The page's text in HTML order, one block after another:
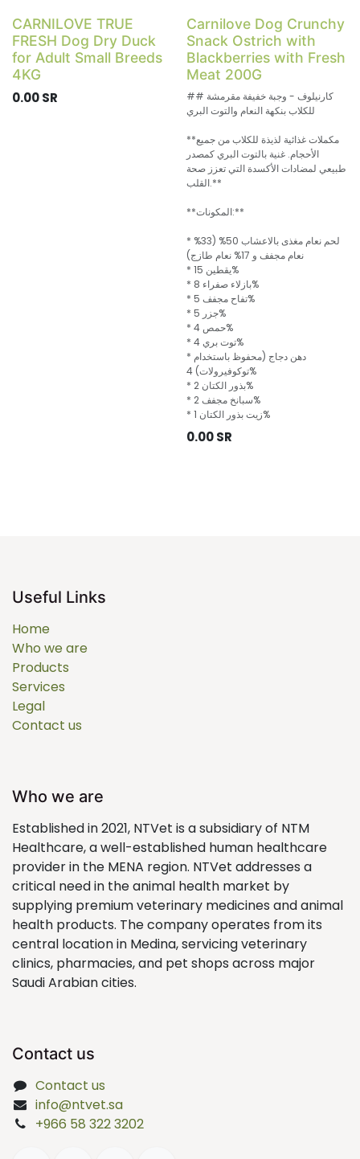
CARNILOVE TRUE
FRESH Dog Dry Duck
for Adult Small Breeds
4KG
0.00SR
Carnilove Dog Crunchy
Snack Ostrich with
Blackberries with Fresh
Meat 200G
## كارنيلوف - وجبة خفيفة مقرمشة
للكلاب بنكهة النعام والتوت البري
**مكملات غذائية لذيذة للكلاب من جميع
الأحجام. غنية بالتوت البري كمصدر
طبيعي لمضادات الأكسدة التي تعزز صحة
القلب.**
**المكونات:**
* لحم نعام مغذى بالاعشاب 50% (33%
نعام مجفف و 17% نعام طازج)
* يقطين 15%
* بازلاء صفراء 8%
* تفاح مجفف 5%
* جزر 5%
* حمص 4%
* توت بري 4%
* دهن دجاج (محفوظ باستخدام
توكوفيرولات) 4%
* بذور الكتان 2%
* سبانخ مجفف 2%
* زيت بذور الكتان 1%
0.00SR
Useful Links
Home
Who we are
Products
Services
Legal
Contact us
Who we are
Established in 2021, NTVet is a subsidiary of NTM
Healthcare, a well-established human healthcare
provider in the MENA region. NTVet addresses a
critical need in the animal health market by
supplying premium veterinary medicines and animal
health products. The company operates from its
central location in Medina, servicing veterinary
clinics, pharmacies, and pet shops across major
Saudi Arabian cities.
Contact us
Contact us
info@ntvet.sa
+966 58 322 3202